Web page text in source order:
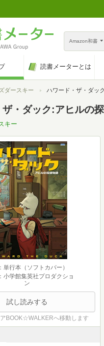
Amazon和書
読書メーターとは
ダースキー ハワード・ザ・ダック:アヒルの探
ザ・ダック:アヒルの
キー
単行本（ソフトカバー）
小学館集英社プロダクショ
ン
試し読みする
BOOK☆WALKERへ移動します